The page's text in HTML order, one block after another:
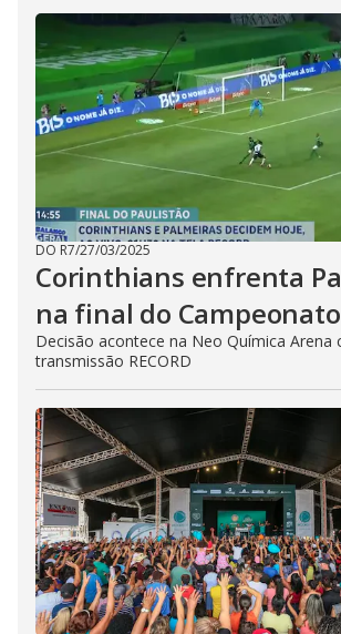
DO R7/27/03/2025
Corinthians enfrenta
na final do
Decisão acontece na Neo Química Arena
transmissão RECORD